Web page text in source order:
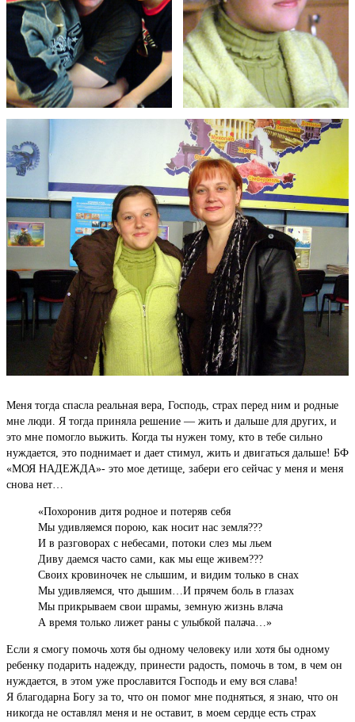
Меня тогда спасла реальная вера, Господь, страх перед ним и родные
мне люди. Я тогда приняла решение — жить и дальше для других, и
это мне помогло выжить. Когда ты нужен тому, кто в тебе сильно
нуждается, это поднимает и дает стимул, жить и двигаться дальше! БФ
«МОЯ НАДЕЖДА»- это мое детище, забери его сейчас у меня и меня
снова нет…
«Похоронив дитя родное и потеряв себя
Мы удивляемся порою, как носит нас земля???
И в разговорах с небесами, потоки слез мы льем
Диву даемся часто сами, как мы еще живем???
Своих кровиночек не слышим, и видим только в снах
Мы удивляемся, что дышим…И прячем боль в глазах
Мы прикрываем свои шрамы, земную жизнь влача
А время только лижет раны с улыбкой палача…»
Если я смогу помочь хотя бы одному человеку или хотя бы одному
ребенку подарить надежду, принести радость, помочь в том, в чем он
нуждается, в этом уже прославится Господь и ему вся слава!
Я благодарна Богу за то, что он помог мне подняться, я знаю, что он
никогда не оставлял меня и не оставит, в моем сердце есть страх